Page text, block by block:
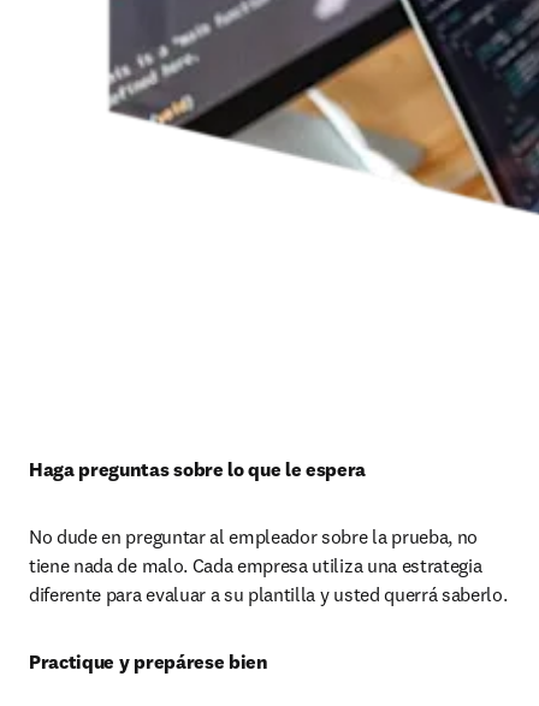
Haga preguntas sobre lo que le espera
No dude en preguntar al empleador sobre la prueba, no
tiene nada de malo. Cada empresa utiliza una estrategia
diferente para evaluar a su plantilla y usted querrá saberlo.
Practique y prepárese bien